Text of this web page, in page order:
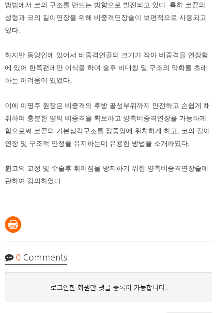
방법에서 코의 구조를 만드는 방향으로 발전되고 있다. 특히 코끝의
성형과 코의 길이연장을 위해 비중격연장술이 보편적으로 사용되고
있다.
하지만 동양인에 있어서 비중격연골의 크기가 작아 비중격을 연장함
에 있어 한쪽편에만 이식을 하여 술후 비대칭 및 구조의 약화를 초래
하는 어려움이 있었다.
이에 이명주 원장은 비중격의 후방 골성부위까지 안전하고 손쉽게 채
취하여 충분한 양의 비중격을 확보하고 양측비중격연장을 가능하게
함으로써 코끝의 기본삼각구조를 정중앙에 위치하게 하고, 코의 길이
연장 및 구조적 안정을 유지하는데 유용한 방법을 소개하였다.
휜코의 교정 및 수술후 휘어짐을 방지하기 위한 양측비중격연장술에
관하여 강의하였다.
0 Comments
로그인한 회원만 댓글 등록이 가능합니다.